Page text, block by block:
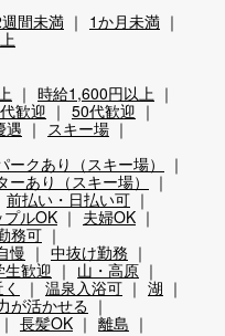
間未満
1か月未満
時給1,600円以上
歓迎
50代歓迎
遇
スキー場
ークあり（スキー場）
ーあり（スキー場）
前払い・日払い可
プルOK
夫婦OK
務可
慢
中抜け勤務
生歓迎
山・高原
温泉入浴可
湖
が活かせる
長髪OK
離島